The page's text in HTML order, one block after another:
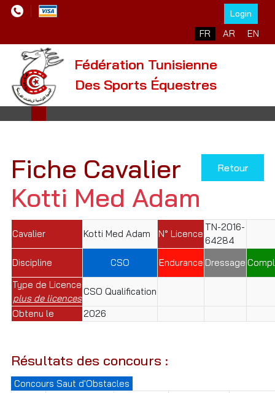
Login
Sélectionnez votre
FR AR EN
Fédération Tunisienne
Des Sports Équestres
Retour
Fiche Cavalier
Kotti Med Adam
Cavalier Kotti Med Adam N° Licence
TN-2016-
64284
Discipline
CSO Endurance Dressage
Type de Licence
plus de licences
CSO Qualification
Obtenu le
2026
Résultats des concours :
Concours Saut d'Obstacles